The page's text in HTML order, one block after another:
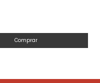
Comprar